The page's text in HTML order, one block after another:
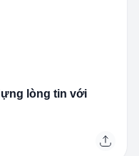
lòng tin với